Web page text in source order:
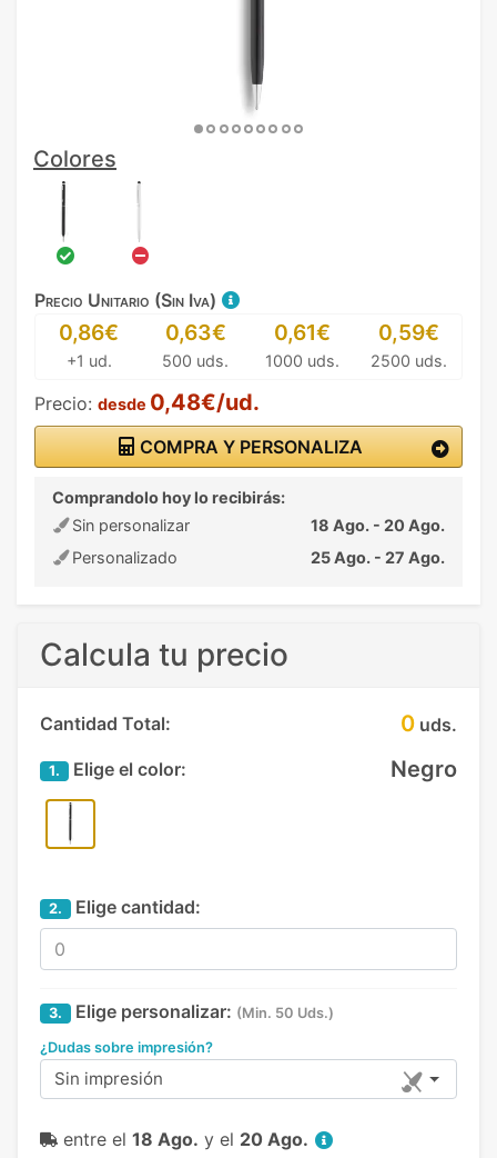
Colores
Precio Unitario (Sin Iva)
0,86€
+1 ud.
0,63€
500 uds.
0,61€
1000 uds.
0,59€
2500 uds.
Precio: desde 0,48€/ud.
COMPRA Y PERSONALIZA
Comprandolo hoy lo recibirás:
Sin personalizar
18 Ago. - 20 Ago.
Personalizado
25 Ago. - 27 Ago.
Calcula tu precio
Cantidad Total: 0 uds.
1. Elige el color: Negro
2. Elige cantidad:
3. Elige personalizar: (Min. 50 Uds.)
¿Dudas sobre impresión?
Sin impresión
entre el 18 Ago. y el 20 Ago.